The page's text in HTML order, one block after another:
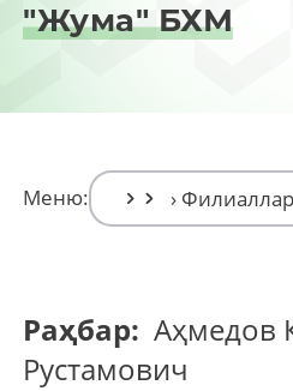
"Жума" БХМ
Меню:
Раҳбар: Аҳмедов
Рустамович